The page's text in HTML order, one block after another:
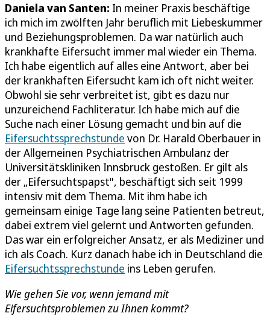
Daniela van Santen: In meiner Praxis beschäftige
ich mich im zwölften Jahr beruflich mit Liebeskummer
und Beziehungsproblemen. Da war natürlich auch
krankhafte Eifersucht immer mal wieder ein Thema.
Ich habe eigentlich auf alles eine Antwort, aber bei
der krankhaften Eifersucht kam ich oft nicht weiter.
Obwohl sie sehr verbreitet ist, gibt es dazu nur
unzureichend Fachliteratur. Ich habe mich auf die
Suche nach einer Lösung gemacht und bin auf die
Eifersuchtssprechstunde von Dr. Harald Oberbauer in
der Allgemeinen Psychiatrischen Ambulanz der
Universitätskliniken Innsbruck gestoßen. Er gilt als
der „Eifersuchtspapst", beschäftigt sich seit 1999
intensiv mit dem Thema. Mit ihm habe ich
gemeinsam einige Tage lang seine Patienten betreut,
dabei extrem viel gelernt und Antworten gefunden.
Das war ein erfolgreicher Ansatz, er als Mediziner und
ich als Coach. Kurz danach habe ich in Deutschland die
Eifersuchtssprechstunde ins Leben gerufen.
Wie gehen Sie vor, wenn jemand mit
Eifersuchtsproblemen zu Ihnen kommt?